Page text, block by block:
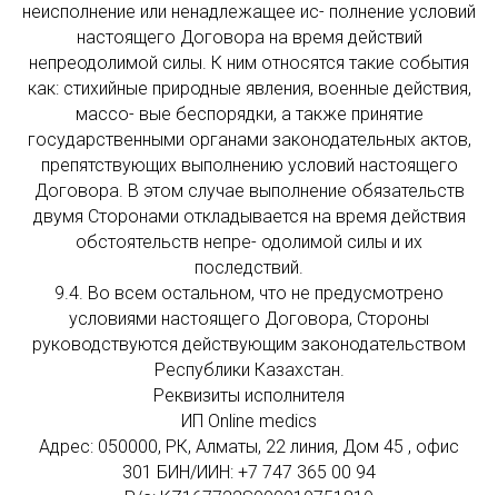
неисполнение или ненадлежащее ис- полнение условий
настоящего Договора на время действий
непреодолимой силы. К ним относятся такие события
как: стихийные природные явления, военные действия,
массо- вые беспорядки, а также принятие
государственными органами законодательных актов,
препятствующих выполнению условий настоящего
Договора. В этом случае выполнение обязательств
двумя Сторонами откладывается на время действия
обстоятельств непре- одолимой силы и их
последствий.
9.4. Во всем остальном, что не предусмотрено
условиями настоящего Договора, Стороны
руководствуются действующим законодательством
Республики Казахстан.
Реквизиты исполнителя
ИП Online medics
Адрес: 050000, РК, Алматы, 22 линия, Дом 45 , офис
301 БИН/ИИН: +7 747 365 00 94